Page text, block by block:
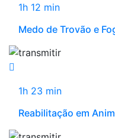
1h 12 min
Medo de Trovão e
1h 23 min
Reabilitação em